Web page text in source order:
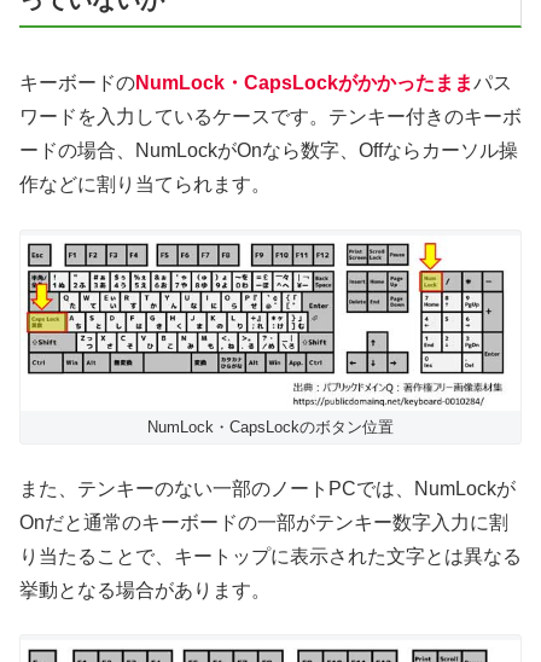
キーボードのNumLock・CapsLockがかかったままパス
ワードを入力しているケースです。テンキー付きのキーボ
ードの場合、NumLockがOnなら数字、Offならカーソル操
作などに割り当てられます。
NumLock・CapsLockのボタン位置
また、テンキーのない一部のノートPCでは、NumLockが
Onだと通常のキーボードの一部がテンキー数字入力に割
り当たることで、キートップに表示された文字とは異なる
挙動となる場合があります。